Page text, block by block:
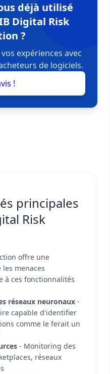
déjà utilisé
Digital Risk
?
expériences avec
de logiciels.
!
principales
Risk
offre une
menaces
à ces fonctionnalités
réseaux neuronaux -
capable d'identifier
comme le ferait un
- Monitoring des
réseaux